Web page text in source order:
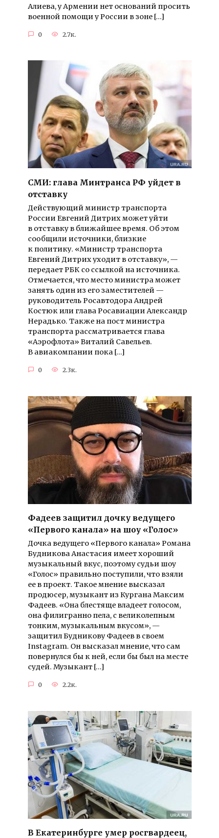
Алиева, у Армении нет оснований просить
военной помощи у России в зоне […]
0 2.7к.
СМИ: глава Минтранса РФ уйдет в
отставку
Действующий министр транспорта
России Евгений Дитрих может уйти
в отставку в ближайшее время. Об этом
сообщили источники, близкие
к политику. «Министр транспорта
Евгений Дитрих уходит в отставку», —
передает РБК со ссылкой на источника.
Отмечается, что место министра может
занять один из его заместителей —
руководитель Росавтодора Андрей
Костюк или глава Росавиации Александр
Нерадько. Также на пост министра
транспорта рассматривается глава
«Аэрофлота» Виталий Савельев.
В авиакомпании пока […]
0 2.3к.
Фадеев защитил дочку ведущего
«Первого канала» на шоу «Голос»
Дочка ведущего «Первого канала» Романа
Будникова Анастасия имеет хороший
музыкальный вкус, поэтому судьи шоу
«Голос» правильно поступили, что взяли
ее в проект. Такое мнение высказал
продюсер, музыкант из Кургана Максим
Фадеев. «Она блестяще владеет голосом,
она филигранно пела, с великолепным
тонким, музыкальным вкусом», —
защитил Будникову Фадеев в своем
Instagram. Он высказал мнение, что сам
повернулся бы к ней, если бы был на месте
судей. Музыкант […]
0 2.2к.
В Екатеринбурге умер росгвардеец,